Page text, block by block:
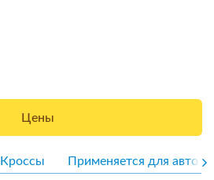
Цены
Кроссы Применяется для авто